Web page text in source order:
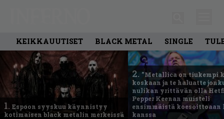
KEIKKAUUTISET BLACK METAL SINGLE
1. Espoon syyskuu käynnistyy
kotimaisen black metalin merkeissä
2. ”Metallica on tiukempi
koskaan ja te haluatte
nulikan yrittävän olla
Pepper Keenan muisteli
ensimmäistä
kanssa